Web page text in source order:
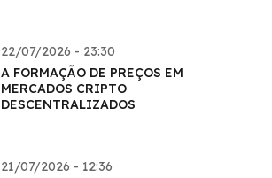
22/07/2026 - 23:30
A FORMAÇÃO DE PREÇOS EM
MERCADOS CRIPTO
DESCENTRALIZADOS
21/07/2026 - 12:36